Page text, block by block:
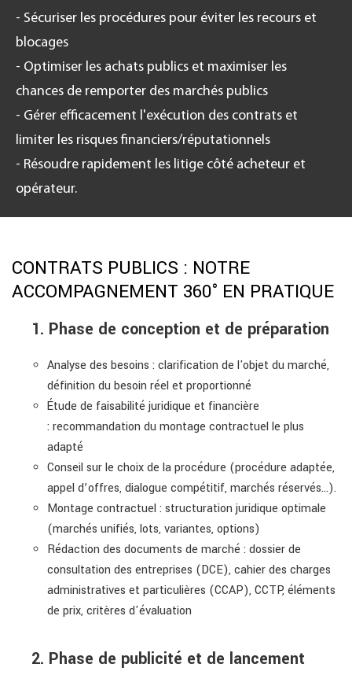
- Sécuriser les procédures pour éviter les recours et
blocages
- Optimiser les achats publics et maximiser les
chances de remporter des marchés publics
- Gérer efficacement l'exécution des contrats et
limiter les risques financiers/réputationnels
- Résoudre rapidement les litige côté acheteur et
opérateur.
CONTRATS PUBLICS : NOTRE
ACCOMPAGNEMENT 360° EN PRATIQUE
1. Phase de conception et de préparation
Analyse des besoins : clarification de l'objet du marché,
définition du besoin réel et proportionné
Étude de faisabilité juridique et financière
: recommandation du montage contractuel le plus
adapté
Conseil sur le choix de la procédure (procédure adaptée,
appel d’offres, dialogue compétitif, marchés réservés…).
Montage contractuel : structuration juridique optimale
(marchés unifiés, lots, variantes, options)
Rédaction des documents de marché : dossier de
consultation des entreprises (DCE), cahier des charges
administratives et particulières (CCAP), CCTP, éléments
de prix, critères d'évaluation
2. Phase de publicité et de lancement